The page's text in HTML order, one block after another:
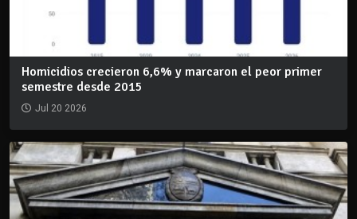
Homicidios crecieron 6,6% y marcaron el peor primer
semestre desde 2015
Jul 20 2026